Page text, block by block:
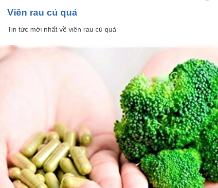
viên rau củ quả
Tin tức mới nhất về viên rau củ quả